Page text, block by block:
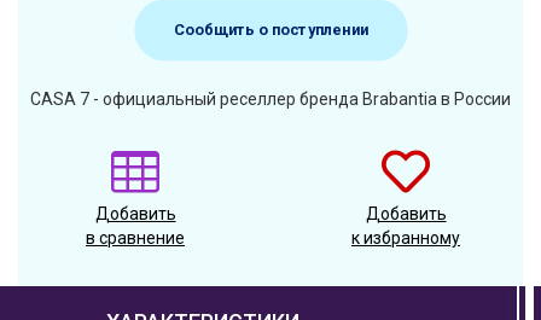
Сообщить о поступлении
CASA 7 - официальный реселлер бренда Brabantia в России
Добавить
в сравнение
Добавить
к избранному